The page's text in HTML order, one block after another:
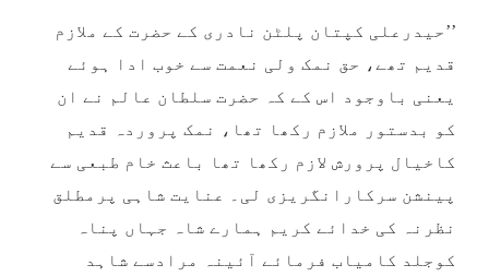
’’حیدرعلی کپتان پلٹن نادری کے حضرت کے ملازم
قدیم تھے، حق نمک ولی نعمت سے خوب ادا ہوئے
یعنی باوجود اس کے کہ حضرت سلطان عالم نے ان
کو بدستور ملازم رکھا تھا، نمک پروردہ قدیم
کاخیال پرورش لازم رکھا تھا باعث خام طبعی سے
پینشن سرکارانگریزی لی۔ عنایت شاہی پرمطلق
نظرنہ کی خدائے کریم ہمارے شاہ جہاں پناہ
کوجلد کامیاب فرمائے آئینہ مرادسے شاہد